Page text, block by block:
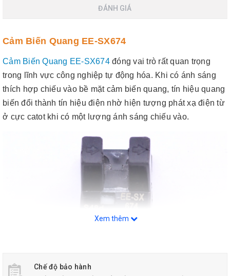
ĐÁNH GIÁ
Cảm Biến Quang EE-SX674
Cảm Biến Quang EE-SX674đóng vai trò rất quan trọng
trong lĩnh vực công nghiệp tự động hóa. Khi có ánh sáng
thích hợp chiếu vào bề mặt cảm biến quang, tín hiệu quang
biến đổi thành tín hiệu điện nhờ hiện tượng phát xạ điện từ
ở cực catot khi có một lượng ánh sáng chiếu vào.
Xem thêm
Chế độ bảo hành